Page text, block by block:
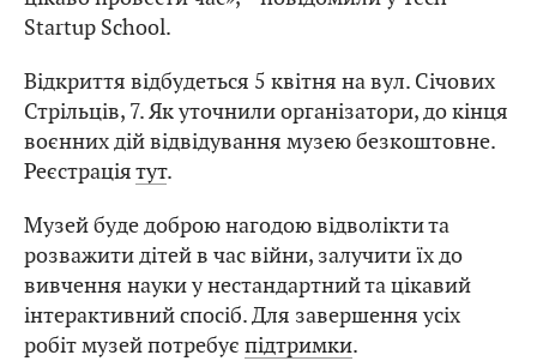
Startup School.
Відкриття відбудеться 5 квітня на вул. Січових
Стрільців, 7. Як уточнили організатори, до кінця
воєнних дій відвідування музею безкоштовне.
Реєстраціятут.
Музей буде доброю нагодою відволікти та
розважити дітей в час війни, залучити їх до
вивчення науки у нестандартний та цікавий
інтерактивний спосіб. Для завершення усіх
робіт музей потребує підтримки.